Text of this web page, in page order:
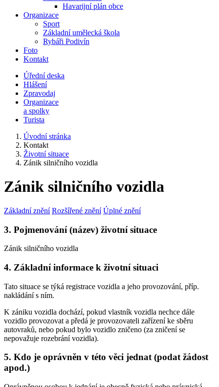
Havarijní plán obce
Organizace
Sport
Základní umělecká škola
Rybáři Podivín
Foto
Kontakt
Úřední deska
Hlášení
Zpravodaj
Organizace
a spolky
Turista
Úvodní stránka
Kontakt
Životní situace
Zánik silničního vozidla
Zánik silničního vozidla
Základní znění Rozšířené znění Úplné znění
3. Pojmenování (název) životní situace
Zánik silničního vozidla
4. Základní informace k životní situaci
Tato situace se týká registrace vozidla a jeho provozování, příp.
nakládání s ním.
K zániku vozidla dochází, pokud vlastník vozidla nechce dále
vozidlo provozovat a předá je provozovateli zařízení ke sběru
autovraků, nebo pokud bylo vozidlo zničeno (za zničení se
nepovažuje rozebrání vozidla).
5. Kdo je oprávněn v této věci jednat (podat žádost
apod.)